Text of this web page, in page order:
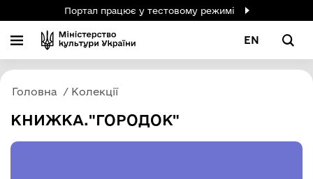
Портал працює у тестовому режимі
EN
Головна Колекції
КНИЖКА."ГОРОДОК"